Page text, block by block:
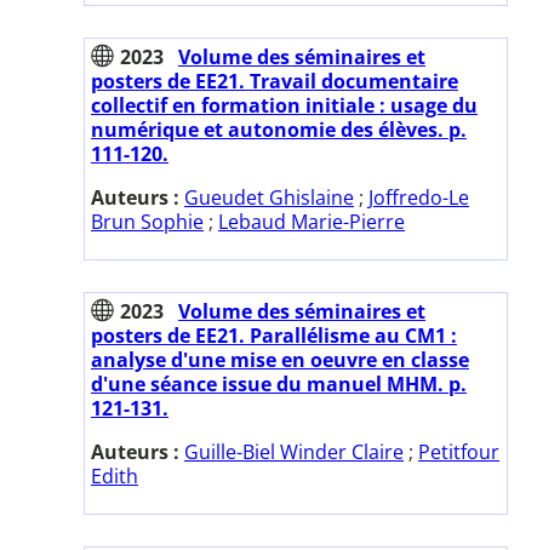
2023 Volume des séminaires et
posters de EE21. Travail documentaire
collectif en formation initiale : usage du
numérique et autonomie des élèves. p.
111-120.
Auteurs : Gueudet Ghislaine ; Joffredo-Le
Brun Sophie ; Lebaud Marie-Pierre
2023 Volume des séminaires et
posters de EE21. Parallélisme au CM1 :
analyse d'une mise en oeuvre en classe
d'une séance issue du manuel MHM. p.
121-131.
Auteurs : Guille-Biel Winder Claire ; Petitfour
Edith